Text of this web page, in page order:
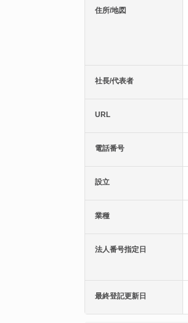
住所/地図
社長/代表者
URL
電話番号
設立
業種
法人番号指定日
最終登記更新日